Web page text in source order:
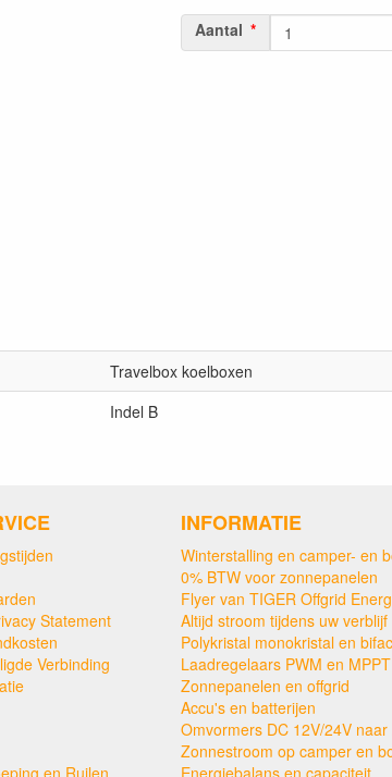
Aantal
Travelbox koelboxen
Indel B
Statement
Verbinding
en Ruilen
INFORMATIE
Winterstalling en camper- en
0% BTW voor zonnepanelen
Flyer van TIGER Offgrid
Altijd stroom tijdens uw verblijf
Polykristal monokristal en
Laadregelaars PWM en MPPT
Zonnepanelen en offgrid
Accu's en batterijen
Omvormers DC 12V/24V naar
Zonnestroom op camper en
Energiebalans en capaciteit